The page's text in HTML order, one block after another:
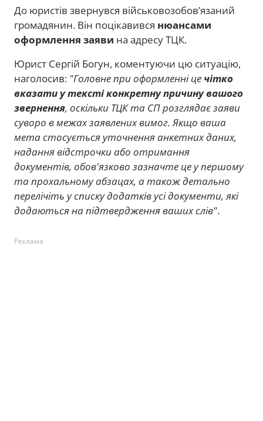
До юристів звернувся військовозобов’язаний
громадянин. Він поцікавився нюансами
оформлення заяви на адресу ТЦК.
Юрист Сергій Богун, коментуючи цю ситуацію,
наголосив: "Головне при оформленні це чітко
вказати у тексті конкретну причину вашого
звернення, оскільки ТЦК та СП розглядає заяви
суворо в межах заявлених вимог. Якщо ваша
мета стосується уточнення анкетних даних,
надання відстрочки або отримання
документів, обов'язково зазначте це у першому
та прохальному абзацах, а також детально
перелічіть у списку додатків усі документи, які
додаються на підтвердження ваших слів".
Реклама